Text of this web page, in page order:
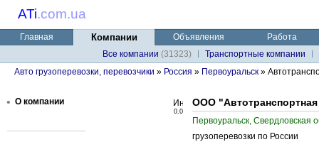
ATi.com.ua
Главная Компании Объявления
Работа
Все компании (31323)
Транспортные компании
Авто грузоперевозки, перевозчики » Россия » Первоуральск »
• О компании
0.0
ООО
Первоуральск, Свердловская
грузоперевозки по России